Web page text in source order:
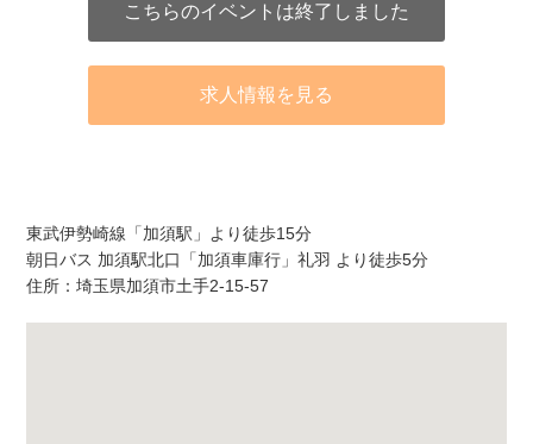
こちらのイベントは終了しました
求人情報を見る
東武伊勢崎線「加須駅」より徒歩15分
朝日バス 加須駅北口「加須車庫行」礼羽 より徒歩5分
住所：埼玉県加須市土手2-15-57